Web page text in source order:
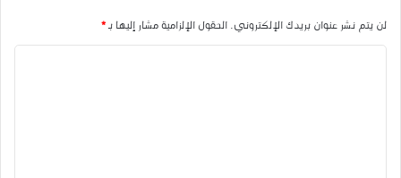
لن يتم نشر عنوان بريدك الإلكتروني. الحقول الإلزامية مشار إليها بـ*